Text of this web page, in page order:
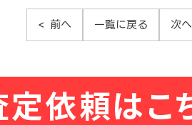
前へ 一覧に戻る 次へ